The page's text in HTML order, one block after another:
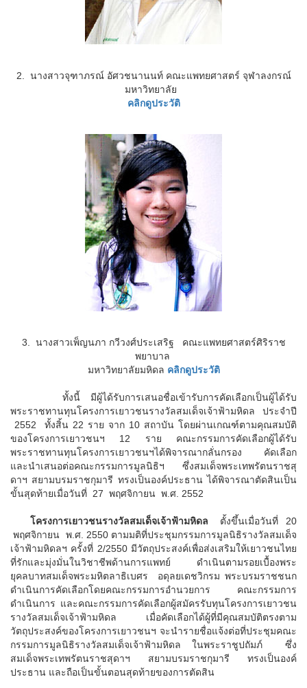
2. นางสาวจุฑาภรณ์ อัศวชนานนท์ คณะแพทยศาสตร์ จุฬาลงกรณ์
มหาวิทยาลัย
คลิกดูประวัติ
3. นางสาวเพ็ญนภา กวีวงศ์ประเสริฐ คณะแพทยศาสตร์ศิริราช
พยาบาล
มหาวิทยาลัยมหิดล คลิกดูประวัติ
ทั้งนี้ มีผู้ได้รับการเสนอชื่อเข้ารับการคัดเลือกเป็นผู้ได้รับ
พระราชทานทุนโครงการเยาวชนรางวัลสมเด็จเจ้าฟ้ามหิดล ประจำปี
2552 ทั้งสิ้น 22 ราย จาก 10 สถาบัน โดยผ่านเกณฑ์ตามคุณสมบัติ
ของโครงการเยาวชนฯ 12 ราย คณะกรรมการคัดเลือกผู้ได้รับ
พระราชทานทุนโครงการเยาวชนฯได้พิจารณากลั่นกรอง คัดเลือก
และนำเสนอต่อคณะกรรมการมูลนิธิฯ ซึ่งสมเด็จพระเทพรัตนราชสุ
ดาฯ สยามบรมราชกุมารี ทรงเป็นองค์ประธาน ได้พิจารณาตัดสินเป็น
ขั้นสุดท้ายเมื่อวันที่ 27 พฤศจิกายน พ.ศ. 2552
โครงการเยาวชนรางวัลสมเด็จเจ้าฟ้ามหิดล ตั้งขึ้นเมื่อวันที่ 20
พฤศจิกายน พ.ศ. 2550 ตามมติที่ประชุมกรรมการมูลนิธิรางวัลสมเด็จ
เจ้าฟ้ามหิดลฯ ครั้งที่ 2/2550 มีวัตถุประสงค์เพื่อส่งเสริมให้เยาวชนไทย
ที่รักและมุ่งมั่นในวิชาชีพด้านการแพทย์ ดำเนินตามรอยเบื้องพระ
ยุคลบาทสมเด็จพระมหิตลาธิเบศร อดุลยเดชวิกรม พระบรมราชชนก
ดำเนินการคัดเลือกโดยคณะกรรมการอำนวยการ คณะกรรมการ
ดำเนินการ และคณะกรรมการคัดเลือกผู้สมัครรับทุนโครงการเยาวชน
รางวัลสมเด็จเจ้าฟ้ามหิดล เมื่อคัดเลือกได้ผู้ที่มีคุณสมบัติตรงตาม
วัตถุประสงค์ของโครงการเยาวชนฯ จะนำรายชื่อแจ้งต่อที่ประชุมคณะ
กรรมการมูลนิธิรางวัลสมเด็จเจ้าฟ้ามหิดล ในพระราชูปถัมภ์ ซึ่ง
สมเด็จพระเทพรัตนราชสุดาฯ สยามบรมราชกุมารี ทรงเป็นองค์
ประธาน และถือเป็นขั้นตอนสุดท้ายของการตัดสิน